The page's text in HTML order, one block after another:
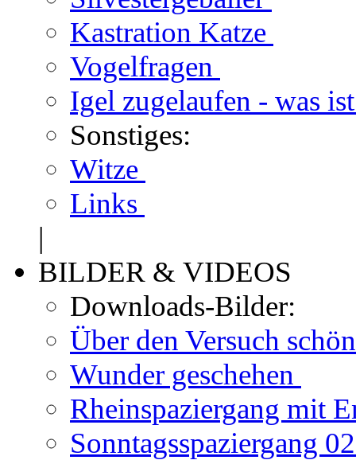
Kastration Katze
Vogelfragen
Igel zugelaufen - was
Sonstiges:
Witze
Links
|
BILDER & VIDEOS
Downloads-Bilder:
Über den Versuch
Wunder geschehen
Rheinspaziergang mit
Sonntagsspaziergang